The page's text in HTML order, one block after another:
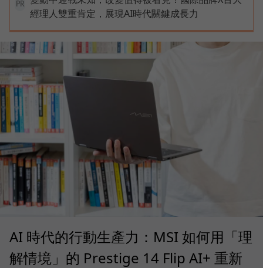
PR
經理人雙重肯定，展現AI時代關鍵成長力
AI 時代的行動生產力：MSI 如何用「理
解情境」的 Prestige 14 Flip AI+ 重新